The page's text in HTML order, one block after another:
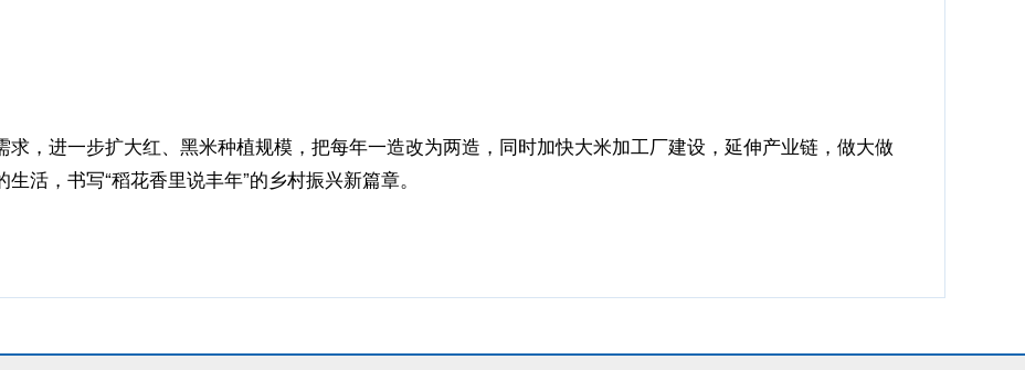
，进一步扩大红、黑米种植规模，把每年一造改为两造，同时加快大米加工厂建设，延伸产业链，做大做
活，书写“稻花香里说丰年”的乡村振兴新篇章。